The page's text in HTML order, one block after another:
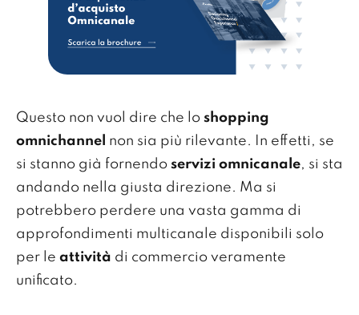
Questo non vuol dire che lo shopping
omnichannel non sia più rilevante. In effetti, se
si stanno già fornendo servizi omnicanale, si sta
andando nella giusta direzione. Ma si
potrebbero perdere una vasta gamma di
approfondimenti multicanale disponibili solo
per le attività di commercio veramente
unificato.